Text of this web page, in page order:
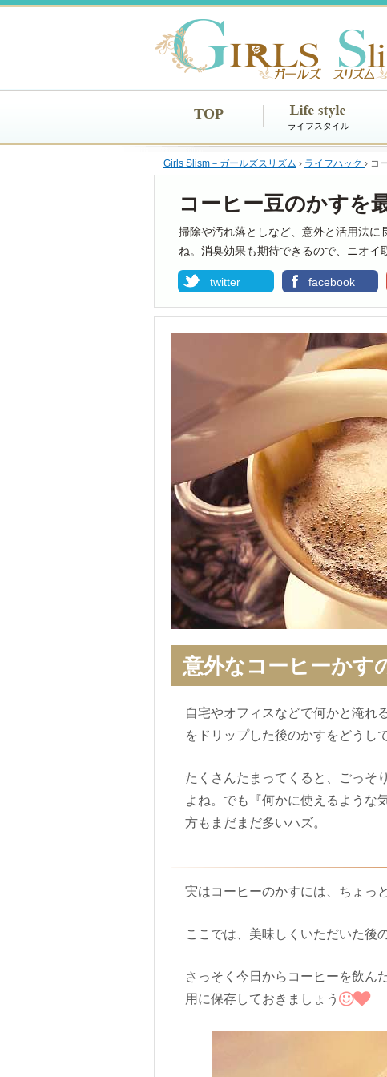
TOP
ライフスタイル
Girls Slism－ガールズスリズム › ライフハック › コ
コーヒー豆のかすを
掃除や汚れ落としなど、意外と活用法に
ね。消臭効果も期待できるので、ニオイ
twitter facebook
意外なコーヒーかす
自宅やオフィスなどで何かと淹れ
をドリップした後のかすをどうし
たくさんたまってくると、ごっそ
よね。でも『何かに使えるような
方もまだまだ多いハズ。
実はコーヒーのかすには、ちょっ
ここでは、美味しくいただいた後
さっそく今日からコーヒーを飲ん
用に保存しておきましょう